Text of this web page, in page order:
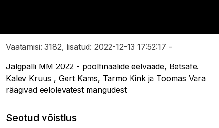
Vaatamisi: 3182, lisatud: 2022-12-13 17:52:17 -
Jalgpalli MM 2022 - poolfinaalide eelvaade, Betsafe.
Kalev Kruus​​ , Gert Kams, Tarmo Kink​​ ja Toomas Vara
räägivad eelolevatest mängudest
Seotud võistlus